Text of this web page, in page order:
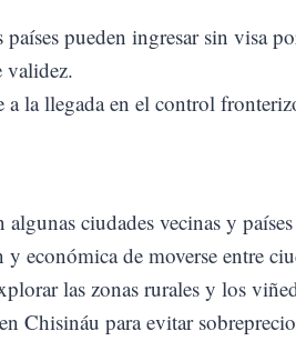
pueden ingresar sin visa
validez.
a la llegada en el control
ciudades vecinas y países
económica de moverse entre
las zonas rurales y los
Chisináu para evitar